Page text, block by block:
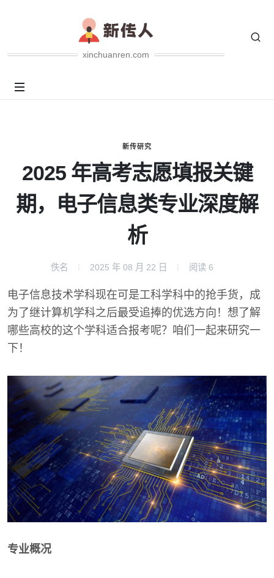
xinchuanren.com
新传研究
2025 年高考志愿填报关键
期，电子信息类专业深度解
析
佚名 2025 年 08 月 22 日 阅读 6
电子信息技术学科现在可是工科学科中的抢手货，成
为了继计算机学科之后最受追捧的优选方向！想了解
哪些高校的这个学科适合报考呢？咱们一起来研究一
下！
专业概况